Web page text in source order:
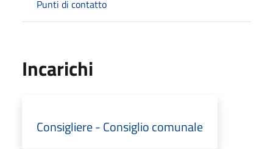
Punti di contatto
Incarichi
Consigliere - Consiglio comunale